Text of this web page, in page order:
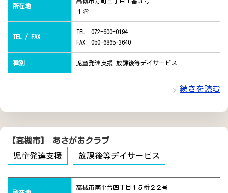
所在地
１階
TEL / FAX
TEL: 072-600-0194
FAX: 050-6865-3640
種別 児童発達支援 放課後等デイサービス
続きを読む
【高槻市】 あさがおクラブ
児童発達支援
放課後等デイサービス
高槻市南平台四丁目１５番２２号